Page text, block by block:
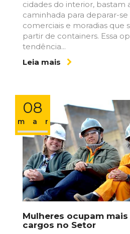
cidades do interior, bastam
caminhada para deparar-
comerciais e moradias que
partir de containers. Essa
tendência...
Leia mais
08
mar
Mulheres ocupam
cargos no Setor